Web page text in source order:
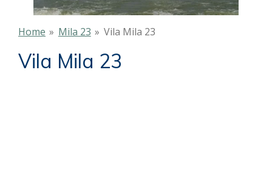
Home » Mila 23 » Vila Mila 23
Vila Mila 23